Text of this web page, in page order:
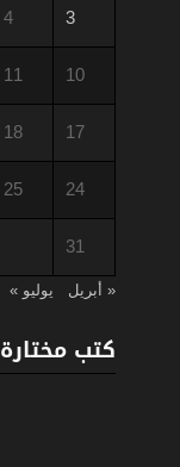
3
4
10
11
17
18
24
25
31
« أبريل يوليو »
كتب مختارة